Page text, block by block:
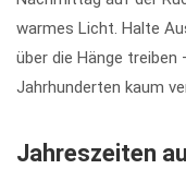
warmes Licht. Halte
über die Hänge treiben
Jahrhunderten kaum
Jahreszeiten